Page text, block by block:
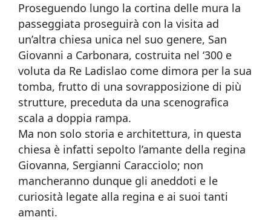
Proseguendo lungo la cortina delle mura la
passeggiata proseguirà con la visita ad
un’altra chiesa unica nel suo genere, San
Giovanni a Carbonara, costruita nel ‘300 e
voluta da Re Ladislao come dimora per la sua
tomba, frutto di una sovrapposizione di più
strutture, preceduta da una scenografica
scala a doppia rampa.
Ma non solo storia e architettura, in questa
chiesa è infatti sepolto l’amante della regina
Giovanna, Sergianni Caracciolo; non
mancheranno dunque gli aneddoti e le
curiosità legate alla regina e ai suoi tanti
amanti.